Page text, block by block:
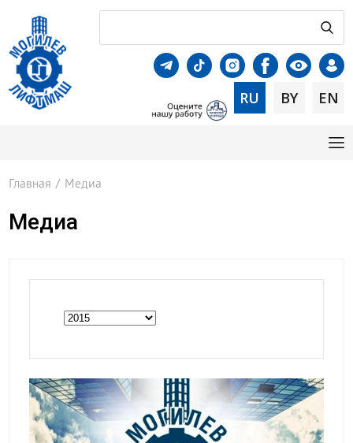
RU BY EN
Главная / Медиа
Медиа